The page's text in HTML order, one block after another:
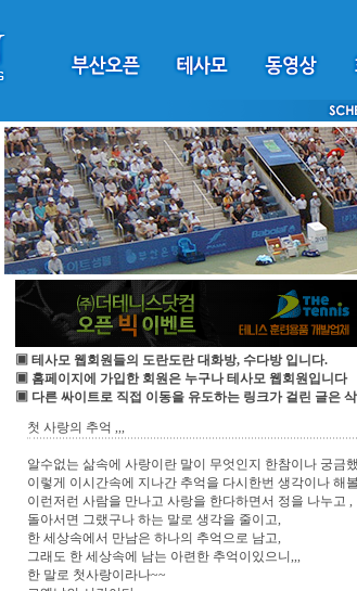
▣ 테사모 웹회원들의 도란도란 대화방, 수다방 입니다.
▣ 홈페이지에 가입한 회원은 누구나 테사모 웹회원입니다
▣ 다른 싸이트로 직접 이동을 유도하는 링크가 걸린 글은
첫 사랑의 추억 ,,,
알수없는 삶속에 사랑이란 말이 무엇인지 한참이나 궁금
이렇게 이시간속에 지나간 추억을 다시한번 생각이나 해
이런저런 사람을 만나고 사랑을 한다하면서 정을 나누고 ,
돌아서면 그랬구나 하는 말로 생각을 줄이고,
한 세상속에서 만남은 하나의 추억으로 남고,
그래도 한 세상속에 남는 아련한 추억이있으니,,,
한 말로 첫사랑이라나~~